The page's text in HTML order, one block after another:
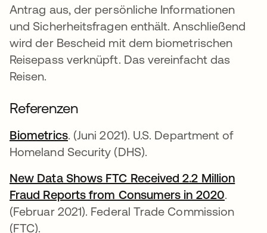
Antrag aus, der persönliche Informationen
und Sicherheitsfragen enthält. Anschließend
wird der Bescheid mit dem biometrischen
Reisepass verknüpft. Das vereinfacht das
Reisen.
Referenzen
Biometricswird in einer neuen Registerkarte
. (Juni 2021). U.S. Department of
Homeland Security (DHS).
New Data Shows FTC Received 2.2 Million
Fraud Reports from Consumers in 2020wird in
.
(Februar 2021). Federal Trade Commission
(FTC).